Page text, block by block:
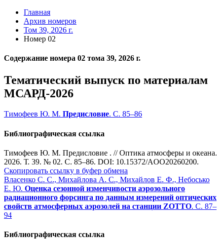
Главная
Архив номеров
Том 39, 2026 г.
Номер 02
Содержание номера 02 тома 39, 2026 г.
Тематический выпуск по материалам
МСАРД-2026
Тимофеев Ю. М. Предисловие. С. 85–86
Библиографическая ссылка
Тимофеев Ю. М. Предисловие . // Оптика атмосферы и океана.
2026. Т. 39. № 02. С. 85–86. DOI: 10.15372/AOO20260200.
Скопировать ссылку в буфер обмена
Власенко С. С., Михайлова А. С., Михайлов Е. Ф., Небосько
Е. Ю. Оценка сезонной изменчивости аэрозольного
радиационного форсинга по данным измерений оптических
свойств атмосферных аэрозолей на станции ZOTTO. С. 87–
94
Библиографическая ссылка